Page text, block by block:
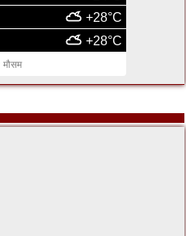
+28°C
+28°C
मौसम